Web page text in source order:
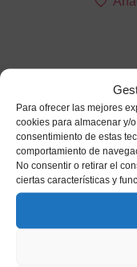
Para ofrecer las mejores
cookies para almacenar y/
consentimiento de estas
comportamiento de
No consentir o retirar el
ciertas características y